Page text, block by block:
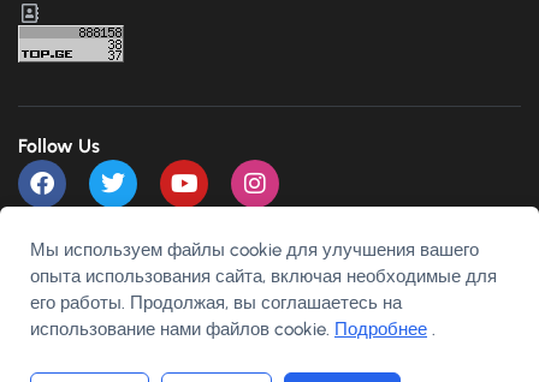
Follow Us
Мы используем файлы cookie для улучшения вашего
опыта использования сайта, включая необходимые для
его работы. Продолжая, вы соглашаетесь на
использование нами файлов cookie. Подробнее .